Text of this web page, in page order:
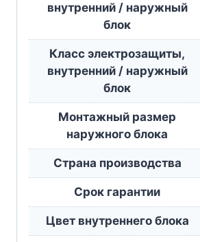
внутренний / наружный
блок
Класс электрозащиты,
внутренний / наружный
блок
Монтажный размер
наружного блока
Страна производства
Срок гарантии
Цвет внутреннего блока